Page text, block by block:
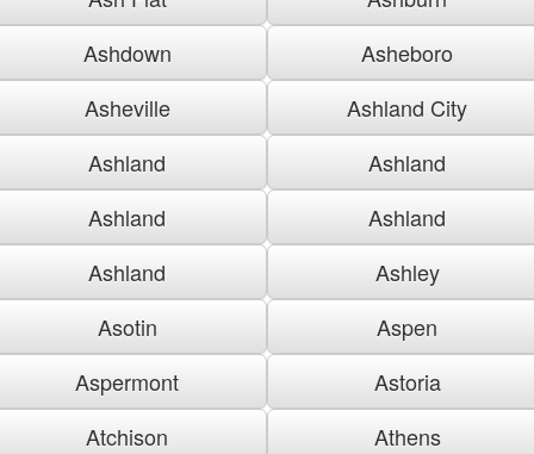
Ashdown
Asheboro
Asheville
Ashland City
Ashland
Ashland
Ashland
Ashland
Ashland
Ashley
Asotin
Aspen
Aspermont
Astoria
Atchison
Athens